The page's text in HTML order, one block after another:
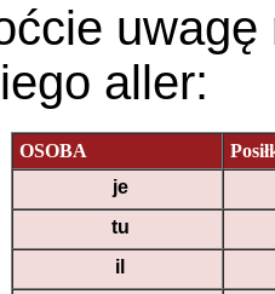
aller:
OSOBA
je
tu
il